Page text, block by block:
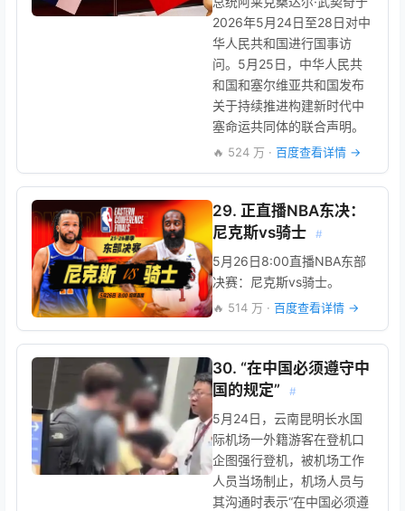
2026年5月24日至28日对中
华人民共和国进行国事访
问。5月25日，中华人民共
和国和塞尔维亚共和国发布
关于持续推进构建新时代中
塞命运共同体的联合声明。
🔥 524 万 · 百度查看详情 →
29. 正直播NBA东决：
尼克斯vs骑士
#
5月26日8:00直播NBA东部
决赛：尼克斯vs骑士。
🔥 514 万 · 百度查看详情 →
30. “在中国必须遵守中
国的规定”
#
5月24日，云南昆明长水国
际机场一外籍游客在登机口
企图强行登机，被机场工作
人员当场制止，机场人员与
其沟通时表示“在中国必须遵